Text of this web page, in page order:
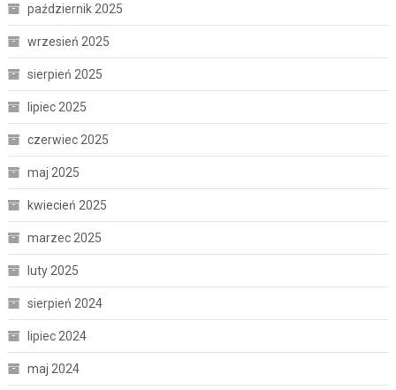
październik 2025
wrzesień 2025
sierpień 2025
lipiec 2025
czerwiec 2025
maj 2025
kwiecień 2025
marzec 2025
luty 2025
sierpień 2024
lipiec 2024
maj 2024